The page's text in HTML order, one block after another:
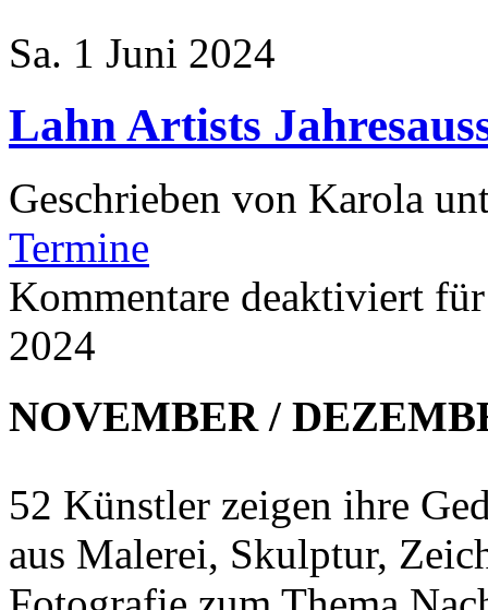
Sa. 1 Juni 2024
Lahn Artists
Geschrieben von Karola
Termine
Kommentare deaktiviert
2024
NOVEMBER /
52 Künstler zeigen ihre
aus Malerei, Skulptur,